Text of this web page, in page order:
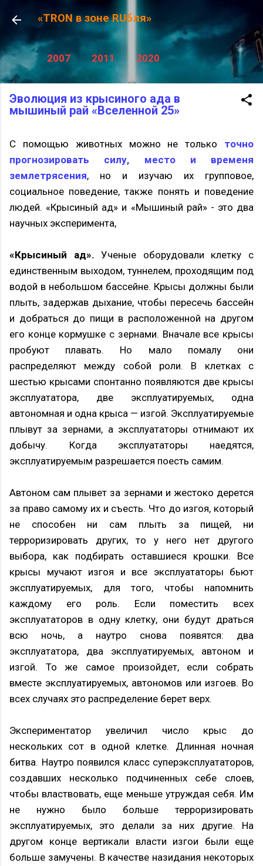
К основному контенту
«TRON в зоне RUбля»
2007 2011 2020
Эволюция из крысиного ада в
мышиный рай «Вселенной 25»
С помощью животных можно не только точно
прогнозировать силу, место и временя
землетрясения, но и изучаю их групповое,
социальное поведение, также понять и поведение
людей. «Крысиный ад» и «Мышиный рай» - это два
научных эксперимента,
«Крысиный ад».Ученые оборудовали клетку с
единственным выходом, туннелем, проходящим под
водой в небольшом бассейне. Крысы должны были
плыть, задержав дыхание, чтобы пересечь бассейн
и добраться до пищи в расположенной на другом
его конце кормушке с зернами. Вначале все крысы
пробуют плавать. Но мало помалу они
распределяют между собой роли. В клетках с
шестью крысами спонтанно появляются две крысы
эксплуататора, две эксплуатируемых, одна
автономная и одна крыса — изгой. Эксплуатируемые
плывут за зернами, а эксплуататоры отнимают их
добычу. Когда эксплуататоры наедятся,
эксплуатируемым разрешается поесть самим.
Автоном сам плывет за зернами и жестоко дерется
за право самому их и съесть. Что до изгоя, который
не способен ни сам плыть за пищей, ни
терроризировать других, то у него нет другого
выбора, как подбирать оставшиеся крошки. Все
крысы мучают изгоя и все эксплуататоры бьют
эксплуатируемых, для того, чтобы напомнить
каждому его роль. Если поместить всех
эксплуататоров в одну клетку, они будут драться
всю ночь, а наутро снова появятся: два
эксплуататора, два эксплуатируемых, автоном и
изгой. То же самое произойдет, если собрать
вместе эксплуатируемых, автономов или изгоев. Во
всех случаях это распределение берет верх.
Экспериментатор увеличил число крыс до
нескольких сот в одной клетке. Длинная ночная
битва. Наутро появился класс суперэксплуататоров,
создавших несколько подчиненных себе слоев,
чтобы властвовать, еще меньше утруждая себя. Им
не нужно было больше терроризировать
эксплуатируемых, это делали за них другие. На
другом конце вертикали власти изгои были еще
больше замучены. В качестве назидания некоторых